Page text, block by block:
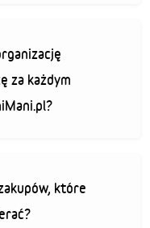
za każdym
które